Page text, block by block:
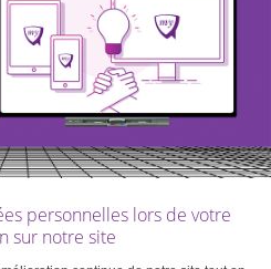
personnelles lors de votre
sur notre site